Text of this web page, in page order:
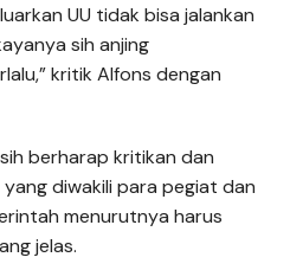
UU tidak bisa jalankan
sih anjing
kritik Alfons dengan
berharap kritikan dan
diwakili para pegiat dan
menurutnya harus
jelas.